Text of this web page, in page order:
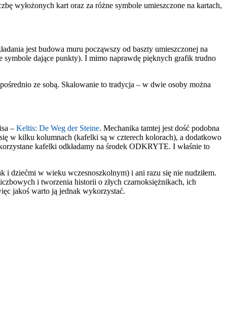
wyłożonych kart oraz za różne symbole umieszczone na kartach,
jest budowa muru począwszy od baszty umieszczonej na
symbole dające punkty). I mimo naprawdę pięknych grafik trudno
ze sobą. Skalowanie to tradycja – w dwie osoby można
– Keltis: De Weg der Steine. Mechanika tamtej jest dość podobna
w kilku kolumnach (kafelki są w czterech kolorach), a dodatkowo
kafelki odkładamy na środek ODKRYTE. I właśnie to
i dziećmi w wieku wczesnoszkolnym) i ani razu się nie nudziłem.
i tworzenia historii o złych czarnoksiężnikach, ich
jakoś warto ją jednak wykorzystać.